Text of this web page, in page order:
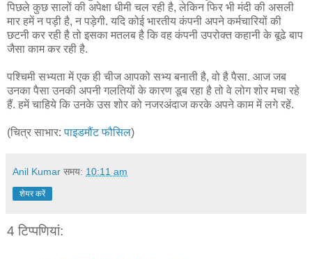
पिछले कुछ सालों की अपेक्षा धीमी चल रही है, लेकिन फिर भी मंदी की असली
मार हमें न पड़ी है, न पड़ेगी. यदि कोई भारतीय कंपनी अपने कर्मचारियों की
छटनी कर रही है तो इसका मतलब है कि वह कंपनी उपरोक्त कहानी के बूढे बाप
जैसा काम कर रही है.
पश्चिमी सभ्यता में एक ही चीज आपको सभ्य बनाती है, वो है पैसा. आज जब
उनका पैसा उनकी अपनी गलतियों के कारण डूब रहा है तो वे लोग शोर मचा रहे
हैं. हमें चाहिये कि उनके उस शोर को नजरअंदाज करके अपने काम में लगे रहें.
(चित्र साभार:पाइडमौंट फौसिल)
Anil Kumar समय: 10:11 am
शेयर करें
4 टिप्‍पणियां: